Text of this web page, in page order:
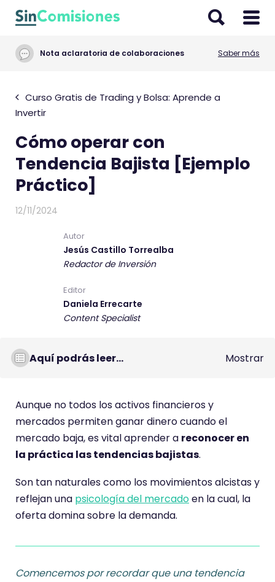
Nota aclaratoria de colaboraciones Saber más
Curso Gratis de Trading y Bolsa: Aprende a
Invertir
Cómo operar con
Tendencia Bajista [Ejemplo
Práctico]
12/11/2024
Autor
Jesús Castillo Torrealba
Redactor de Inversión
Editor
Daniela Errecarte
Content Specialist
Aquí podrás leer... Mostrar
Aunque no todos los activos financieros y
mercados permiten ganar dinero cuando el
mercado baja, es vital aprender a reconocer en
la práctica las tendencias bajistas.
Son tan naturales como los movimientos alcistas y
reflejan una psicología del mercadoen la cual, la
oferta domina sobre la demanda.
Comencemos por recordar que una tendencia